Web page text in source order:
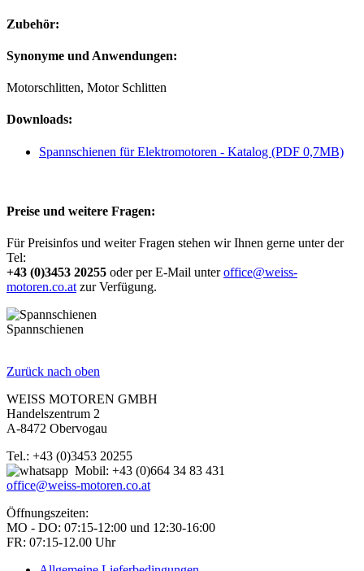
Zubehör:
Synonyme und Anwendungen:
Motorschlitten, Motor Schlitten
Downloads:
Spannschienen für Elektromotoren - Katalog (PDF 0,7MB)
Preise und weitere Fragen:
Für Preisinfos und weiter Fragen stehen wir Ihnen gerne unter der
Tel:
+43 (0)3453 20255 oder per E-Mail unteroffice@weiss-
motoren.co.at zur Verfügung.
Spannschienen
Zurück nach oben
WEISS MOTOREN GMBH
Handelszentrum 2
A-8472 Obervogau
Tel.: +43 (0)3453 20255
Mobil: +43 (0)664 34 83 431
office@weiss-motoren.co.at
Öffnungszeiten:
MO - DO: 07:15-12:00 und 12:30-16:00
FR: 07:15-12.00 Uhr